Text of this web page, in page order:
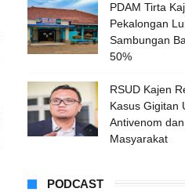
PDAM Tirta
Pekalongan
Sambungan
50%
RSUD Kajen
Kasus Gigitan
Antivenom
Masyarakat
PODCAST